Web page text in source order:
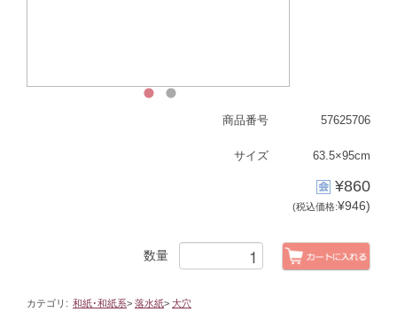
57625706
商品番号
63.5×95cm
サイズ
¥860
(税込価格:¥946)
数量
カテゴリ: 和紙･和紙系> 落水紙> 大穴